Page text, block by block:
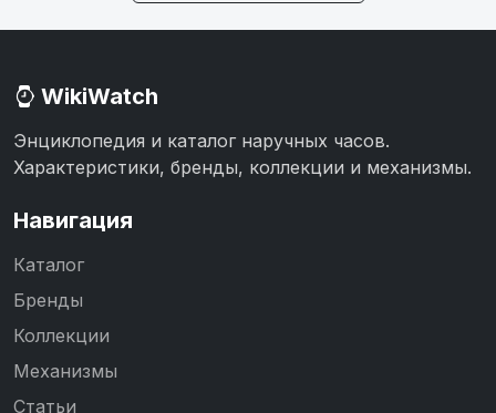
WikiWatch
Энциклопедия и каталог наручных часов.
Характеристики, бренды, коллекции и механизмы.
Навигация
Каталог
Бренды
Коллекции
Механизмы
Статьи